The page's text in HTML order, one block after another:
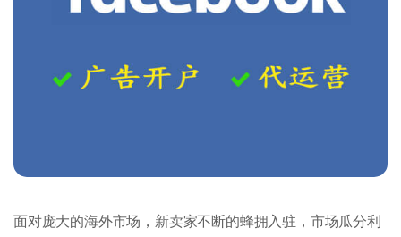
面对庞大的海外市场，新卖家不断的蜂拥入驻，市场瓜分利